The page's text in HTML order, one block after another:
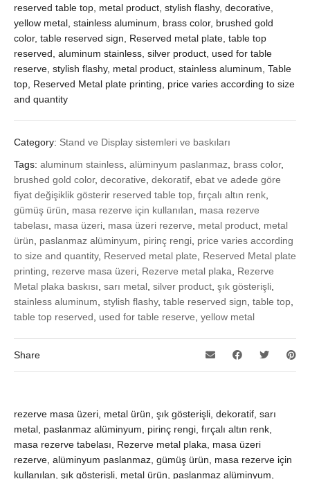
reserved table top, metal product, stylish flashy, decorative,
yellow metal, stainless aluminum, brass color, brushed gold
color, table reserved sign, Reserved metal plate, table top
reserved, aluminum stainless, silver product, used for table
reserve, stylish flashy, metal product, stainless aluminum, Table
top, Reserved Metal plate printing, price varies according to size
and quantity
Category: Stand ve Display sistemleri ve baskıları
Tags: aluminum stainless alüminyum paslanmaz brass color,
brushed gold color, decorative dekoratif ebat ve adede göre
fiyat değişiklik gösterir reserved table top fırçalı altın renk
gümüş ürün
masa rezerve için kullanılan
masa rezerve
tabelası
masa üzeri masa üzeri rezerve metal product metal
ürün
paslanmaz alüminyum pirinç rengi price varies according
to size and quantity, Reserved metal plate
Reserved Metal plate
printing
rezerve masa üzeri Rezerve metal plaka
Rezerve
Metal plaka baskısı sarı metal silver product şık gösterişli
stainless aluminum stylish flashy, table reserved sign table top
table top reserved
used for table reserve yellow metal
Share
rezerve masa üzeri, metal ürün, şık gösterişli, dekoratif, sarı
metal, paslanmaz alüminyum, pirinç rengi, fırçalı altın renk,
masa rezerve tabelası, Rezerve metal plaka, masa üzeri
rezerve, alüminyum paslanmaz, gümüş ürün, masa rezerve için
kullanılan, şık gösterişli, metal ürün, paslanmaz alüminyum,